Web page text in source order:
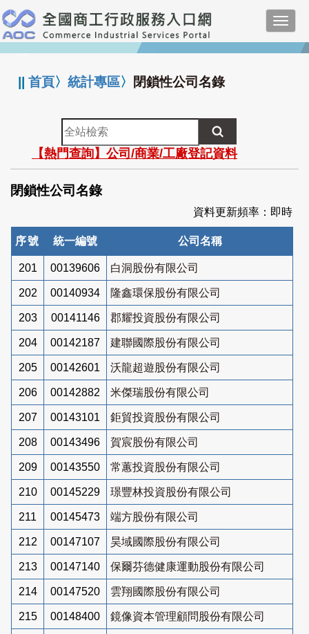
跳
到
主
要
:::
||首頁〉統計專區〉 閉鎖性公司名錄
全
站
檢
索
【熱門查詢】公司/商業/工廠登記資料
閉鎖性公司名錄
資料更新頻率：即時
序號 統一編號 公司名稱
201 00139606 白洞股份有限公司
202 00140934 隆鑫環保股份有限公司
203 00141146 郡耀投資股份有限公司
204 00142187 建聯國際股份有限公司
205 00142601 沃龍超遊股份有限公司
206 00142882 米傑瑞股份有限公司
207 00143101 鉅貿投資股份有限公司
208 00143496 賀宸股份有限公司
209 00143550 常蕙投資股份有限公司
210 00145229 璟豐林投資股份有限公司
211 00145473 端方股份有限公司
212 00147107 昊域國際股份有限公司
213 00147140 保爾芬德健康運動股份有限公司
214 00147520 雲翔國際股份有限公司
215 00148400 鏡像資本管理顧問股份有限公司